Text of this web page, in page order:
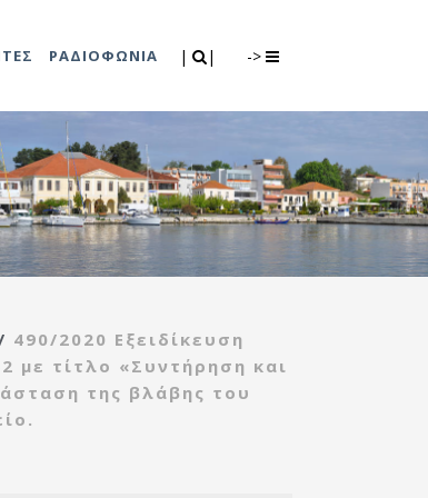
| | ->
ΡΑΔΙΟΦΩΝΙΑ
490/2020 Εξειδίκευση
με τίτλο «Συντήρηση και
της βλάβης του